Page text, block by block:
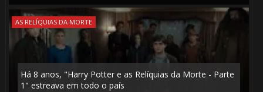
AS RELÍQUIAS DA MORTE
Há 8 anos, "Harry Potter e as Relíquias da Morte - Parte
1" estreava em todo o país